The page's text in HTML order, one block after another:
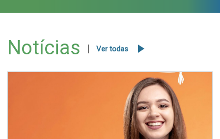
Notícias Ver todas